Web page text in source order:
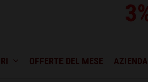
OFFERTE DEL MESE AZIENDA